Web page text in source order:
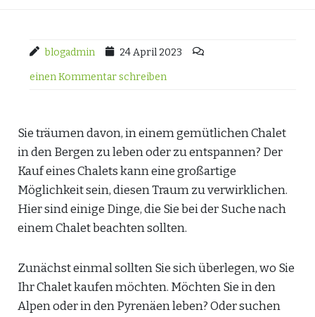
blogadmin 24 April 2023
einen Kommentar schreiben
Sie träumen davon, in einem gemütlichen Chalet
in den Bergen zu leben oder zu entspannen? Der
Kauf eines Chalets kann eine großartige
Möglichkeit sein, diesen Traum zu verwirklichen.
Hier sind einige Dinge, die Sie bei der Suche nach
einem Chalet beachten sollten.
Zunächst einmal sollten Sie sich überlegen, wo Sie
Ihr Chalet kaufen möchten. Möchten Sie in den
Alpen oder in den Pyrenäen leben? Oder suchen